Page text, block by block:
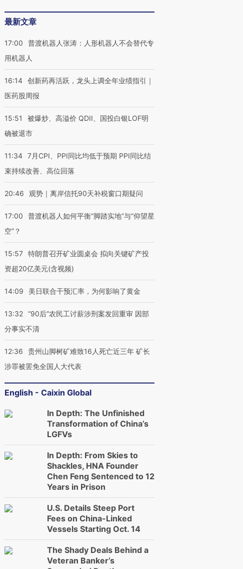
最新文章
17:00
普渡机器人张涛：人形机器人不会替代专
用机器人
16:14 创新药再活跃，龙头上调全年业绩指引｜
医药股周报
15:51
被爆炒、高溢价 QDII、国投白银LOF明
确被退市
11:34 7月CPI、PPI同比均低于预期 PPI同比结
束持续改善、高位回落
20:46 观势｜离岸信托90天补税窗口期疑问
17:00
普渡机器人如何平衡“脚踏实地”与“仰望星
空”？
15:57 特朗普召开矿业圆桌会 拟向关键矿产投
资超20亿美元(含视频)
14:09 美日联合干预汇率，为何影响了黄金
13:32 “90后”农民工讨薪涉刑案发回重审 因部
分事实不清
12:36
贵州山脚树矿难致16人死亡近三年 矿长
涉罪被罢免全国人大代表
English - Caixin Global
In Depth: The Unfinished
Transformation of China’s
LGFVs
In Depth: From Skies to
Shackles, HNA Founder
Chen Feng Sentenced to 12
Years in Prison
U.S. Details Steep Port
Fees on China-Linked
Vessels Starting Oct. 14
The Shady Deals Behind a
Veteran Banker’s